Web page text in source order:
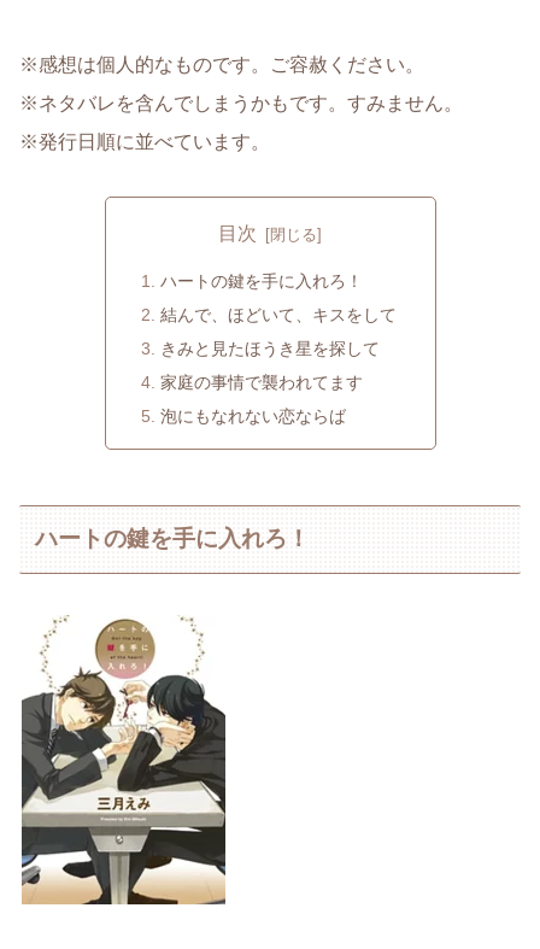
※感想は個人的なものです。ご容赦ください。
※ネタバレを含んでしまうかもです。すみません。
※発行日順に並べています。
目次
ハートの鍵を手に入れろ！
結んで、ほどいて、キスをして
きみと見たほうき星を探して
家庭の事情で襲われてます
泡にもなれない恋ならば
ハートの鍵を手に入れろ！